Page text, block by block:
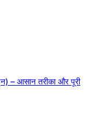
– आसान तरीका और पूरी